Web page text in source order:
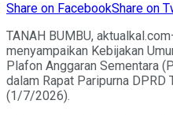
Share on FacebookShare on
TANAH BUMBU,
menyampaikan Kebijakan
Plafon Anggaran Sementara
dalam Rapat Paripurna DPRD
(1/7/2026).